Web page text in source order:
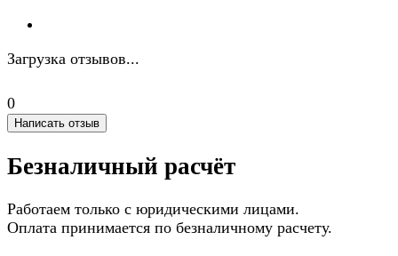
Загрузка отзывов...
0
Написать отзыв
Безналичный расчёт
Работаем только с юридическими лицами.
Оплата принимается по безналичному расчету.